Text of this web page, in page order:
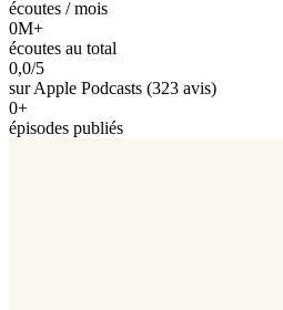
écoutes / mois
0M+
écoutes au total
0,0/5
sur Apple Podcasts (323 avis)
0+
épisodes publiés